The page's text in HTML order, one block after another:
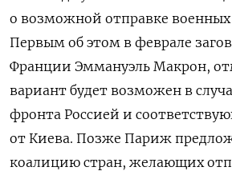
о возможной отправке военных
Первым об этом в феврале
Франции Эммануэль Макрон,
вариант будет возможен в
фронта Россией и
от Киева. Позже Париж
коалицию стран, желающих